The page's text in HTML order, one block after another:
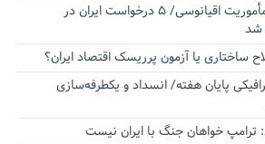
اقتدار ناوگروه ۱۰۳ در مأموریت‌ اقیانوسی/ ۵ درخواست ایران در
شد
ساختاری یا آزمون پرریسک اقتصاد ایران؟
پایان هفته/ انسداد و یکطرفه‌سازی
ترامپ خواهان جنگ با ایران نیست